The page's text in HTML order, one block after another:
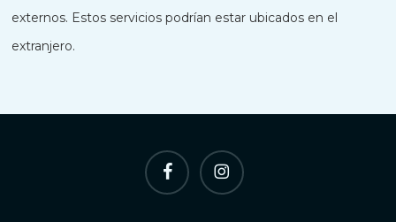
externos. Estos servicios podrían estar ubicados en el
extranjero.
FacebookInstagram
हिन्दी